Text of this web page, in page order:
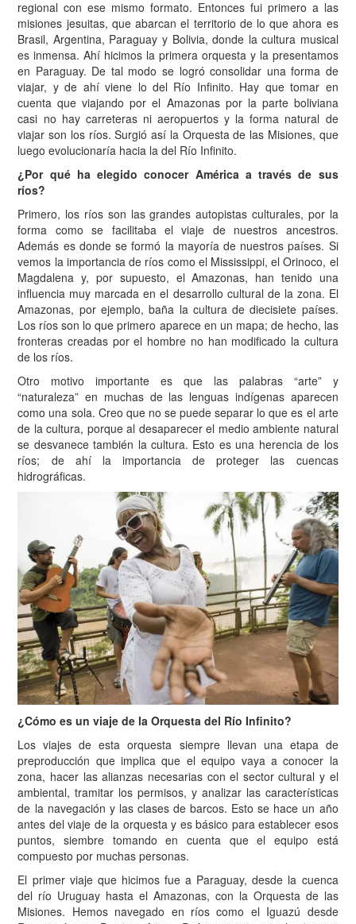
regional con ese mismo formato. Entonces fui primero a las
misiones jesuitas, que abarcan el territorio de lo que ahora es
Brasil, Argentina, Paraguay y Bolivia, donde la cultura musical
es inmensa. Ahí hicimos la primera orquesta y la presentamos
en Paraguay. De tal modo se logró consolidar una forma de
viajar, y de ahí viene lo del Río Infinito. Hay que tomar en
cuenta que viajando por el Amazonas por la parte boliviana
casi no hay carreteras ni aeropuertos y la forma natural de
viajar son los ríos. Surgió así la Orquesta de las Misiones, que
luego evolucionaría hacia la del Río Infinito.
¿Por qué ha elegido conocer América a través de sus
ríos?
Primero, los ríos son las grandes autopistas culturales, por la
forma como se facilitaba el viaje de nuestros ancestros.
Además es donde se formó la mayoría de nuestros países. Si
vemos la importancia de ríos como el Mississippi, el Orinoco, el
Magdalena y, por supuesto, el Amazonas, han tenido una
influencia muy marcada en el desarrollo cultural de la zona. El
Amazonas, por ejemplo, baña la cultura de diecisiete países.
Los ríos son lo que primero aparece en un mapa; de hecho, las
fronteras creadas por el hombre no han modificado la cultura
de los ríos.
Otro motivo importante es que las palabras “arte” y
“naturaleza” en muchas de las lenguas indígenas aparecen
como una sola. Creo que no se puede separar lo que es el arte
de la cultura, porque al desaparecer el medio ambiente natural
se desvanece también la cultura. Esto es una herencia de los
ríos; de ahí la importancia de proteger las cuencas
hidrográficas.
¿Cómo es un viaje de la Orquesta del Río Infinito?
Los viajes de esta orquesta siempre llevan una etapa de
preproducción que implica que el equipo vaya a conocer la
zona, hacer las alianzas necesarias con el sector cultural y el
ambiental, tramitar los permisos, y analizar las características
de la navegación y las clases de barcos. Esto se hace un año
antes del viaje de la orquesta y es básico para establecer esos
puntos, siembre tomando en cuenta que el equipo está
compuesto por muchas personas.
El primer viaje que hicimos fue a Paraguay, desde la cuenca
del río Uruguay hasta el Amazonas, con la Orquesta de las
Misiones. Hemos navegado en ríos como el Iguazú desde